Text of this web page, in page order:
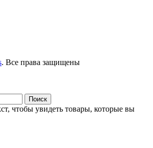
. Все права защищены
Поиск
чтобы увидеть товары, которые вы